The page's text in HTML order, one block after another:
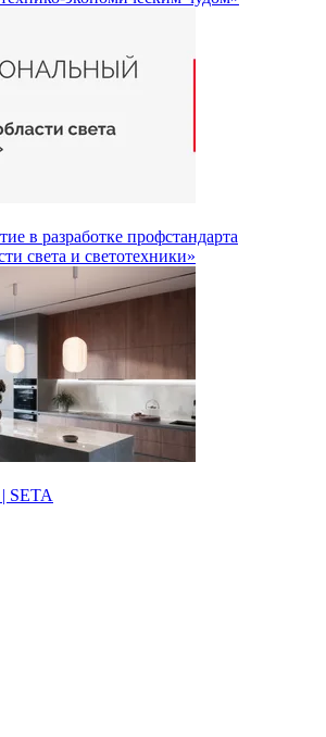
в разработке профстандарта
света и светотехники»
SETA